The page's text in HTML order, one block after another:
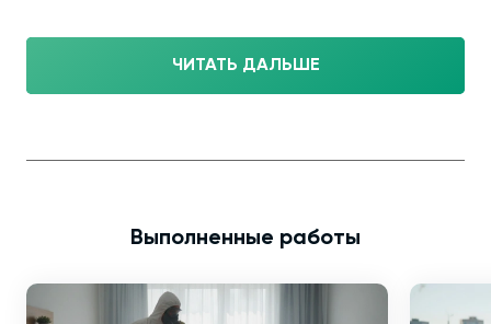
ЧИТАТЬ ДАЛЬШЕ
Выполненные работы